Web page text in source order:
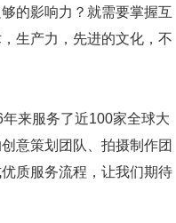
的影响力？就需要掌握互
生产力，先进的文化，不
来服务了近100家全球大
意策划团队、拍摄制作团
质服务流程，让我们期待